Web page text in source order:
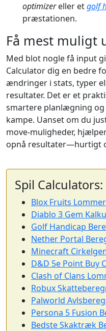
optimizereller etgolf
præstationen.
Få mest muligt
Med blot nogle få input
Calculator dig en bedre
ændringer i stats, typer
resultater. Det er et
smartere planlægning
kampe. Uanset om du
move-muligheder,
opnå resultater—hurtigt
Spil Calculators:
Blox Fruits
Diablo 3 Gem
Golf Handicap
Nether Portal
Minecraft
D&D 5e Point Buy
Clash of Clans
Robux
Palworld
Persona 5 Fusion
Bedste Skaktræk